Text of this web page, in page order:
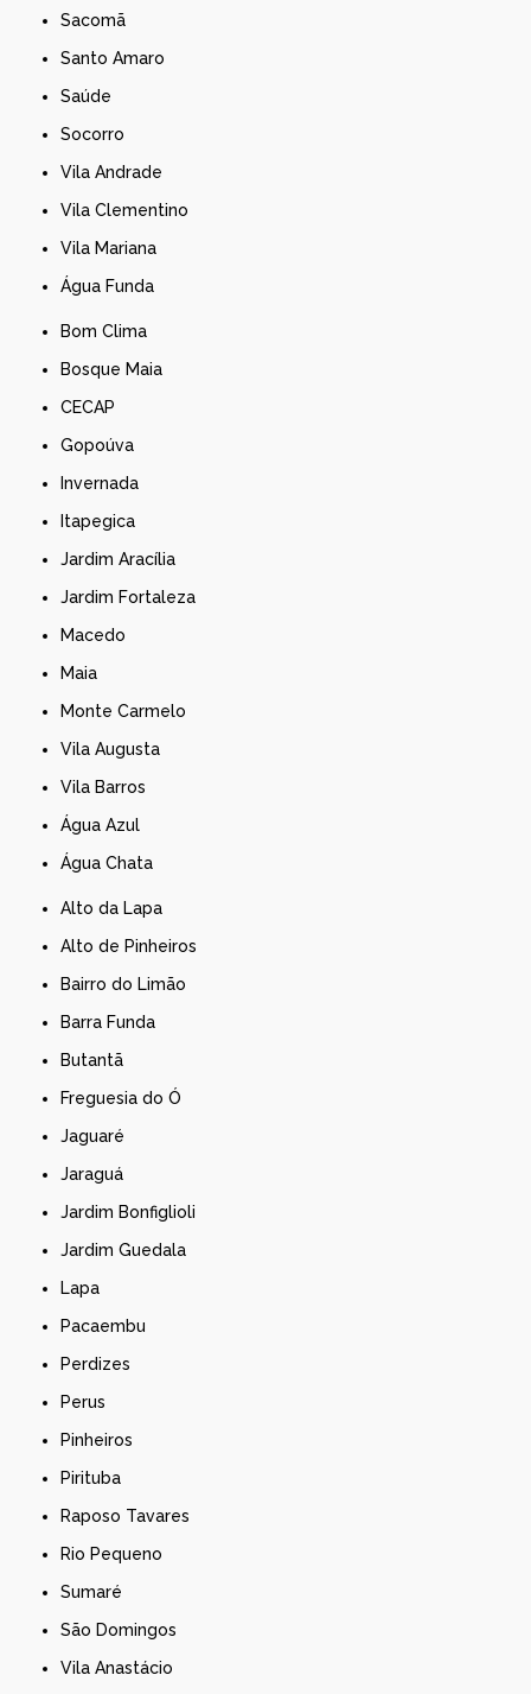
Sacomã
Santo Amaro
Saúde
Socorro
Vila Andrade
Vila Clementino
Vila Mariana
Água Funda
Bom Clima
Bosque Maia
CECAP
Gopoúva
Invernada
Itapegica
Jardim Aracília
Jardim Fortaleza
Macedo
Maia
Monte Carmelo
Vila Augusta
Vila Barros
Água Azul
Água Chata
Alto da Lapa
Alto de Pinheiros
Bairro do Limão
Barra Funda
Butantã
Freguesia do Ó
Jaguaré
Jaraguá
Jardim Bonfiglioli
Jardim Guedala
Lapa
Pacaembu
Perdizes
Perus
Pinheiros
Pirituba
Raposo Tavares
Rio Pequeno
Sumaré
São Domingos
Vila Anastácio